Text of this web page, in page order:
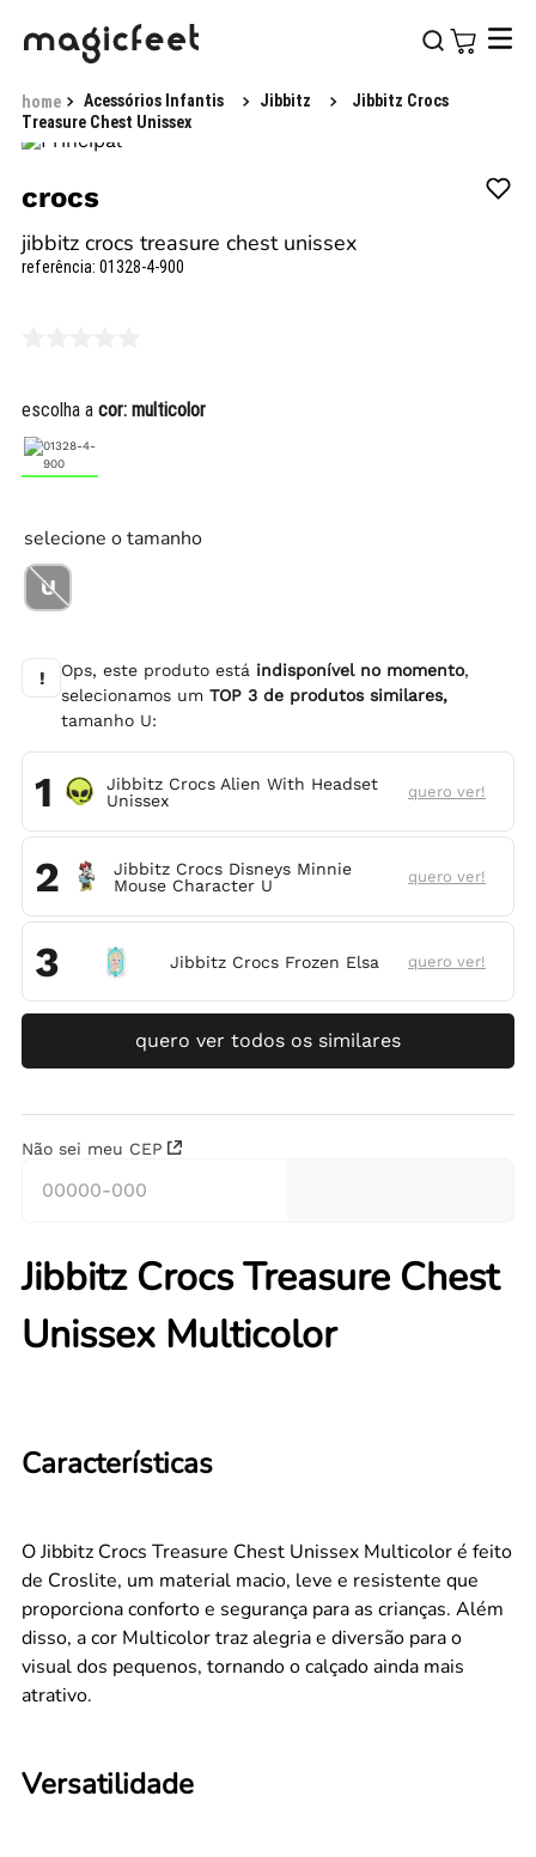
Acessórios Infantis Jibbitz
Jibbitz Crocs
Treasure Chest Unissex
crocs
jibbitz crocs treasure chest unissex
referência: 01328-4-900
escolha a cor: multicolor
selecione o tamanho
U
! Ops, este produto está indisponível no momento,
selecionamos um TOP 3de produtos similares,
tamanho U:
1
Jibbitz Crocs Alien With Headset
Unissex
quero ver!
2
Jibbitz Crocs Disneys Minnie
Mouse Character U
quero ver!
3 Jibbitz Crocs Frozen Elsa quero ver!
quero ver todos os similares
Não sei meu CEP
Jibbitz Crocs Treasure Chest
Unissex Multicolor
Características
O Jibbitz Crocs Treasure Chest Unissex Multicolor é feito
de Croslite, um material macio, leve e resistente que
proporciona conforto e segurança para as crianças. Além
disso, a cor Multicolor traz alegria e diversão para o
visual dos pequenos, tornando o calçado ainda mais
atrativo.
Versatilidade